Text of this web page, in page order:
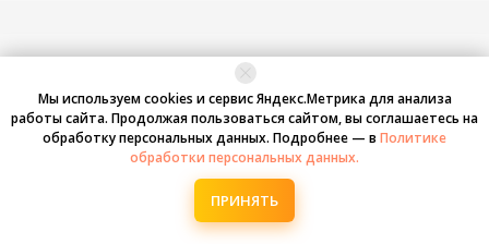
ЭТА ПРОГРАММА
БЕЗОПАСНА:
Мы используем cookies и сервис Яндекс.Метрика для анализа
работы сайта. Продолжая пользоваться сайтом, вы соглашаетесь на
обработку персональных данных. Подробнее — в Политике
обработки персональных данных.
ПРИНЯТЬ